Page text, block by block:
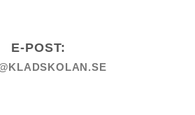
E-POST: